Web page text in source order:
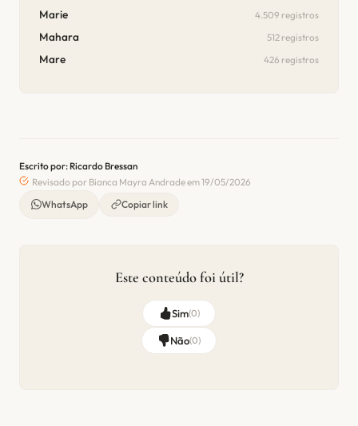
Marie 4.509 registros
Mahara 512 registros
Mare 426 registros
Escrito por: Ricardo Bressan
Revisado por Bianca Mayra Andrade em 19/05/2026
WhatsApp
Copiar link
Este conteúdo foi útil?
Sim(0)
Não(0)